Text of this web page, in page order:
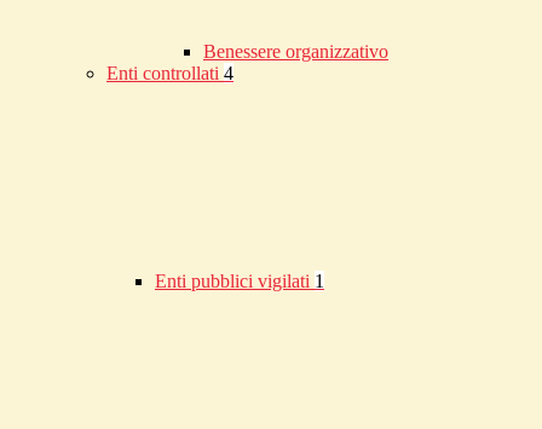
Benessere organizzativo
Enti controllati 4
Enti pubblici vigilati 1